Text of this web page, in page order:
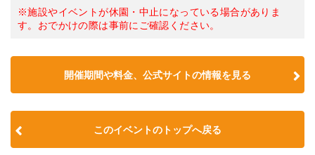
※施設やイベントが休園・中止になっている場合がありま
す。おでかけの際は事前にご確認ください。
開催期間や料金、公式サイトの情報を見る
このイベントのトップへ戻る